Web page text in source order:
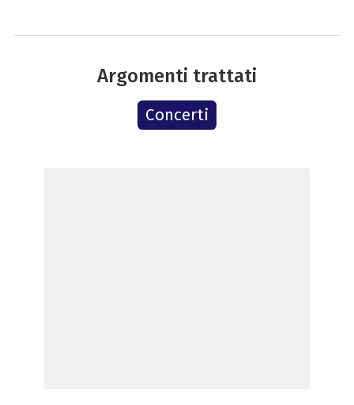
Argomenti trattati
Concerti